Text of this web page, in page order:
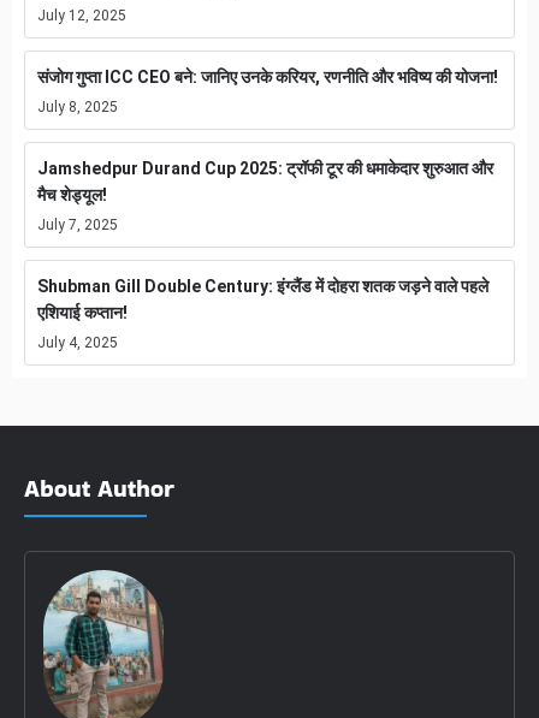
July 12, 2025
संजोग गुप्ता ICC CEO बने: जानिए उनके करियर, रणनीति और भविष्य की योजना!
July 8, 2025
Jamshedpur Durand Cup 2025: ट्रॉफी टूर की धमाकेदार शुरुआत और
मैच शेड्यूल!
July 7, 2025
Shubman Gill Double Century: इंग्लैंड में दोहरा शतक जड़ने वाले पहले
एशियाई कप्तान!
July 4, 2025
About Author